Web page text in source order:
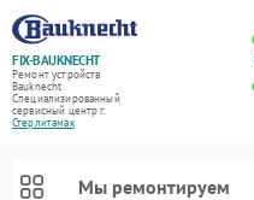
FIX-BAUKNECHT
Ремонт устройств
Bauknecht
Специализированный
cервисный центр г.
Стерлитамак
Мы ремонтируем